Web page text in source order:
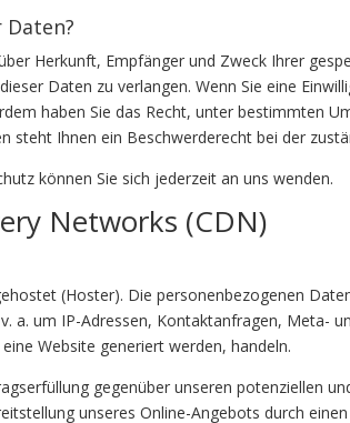
Herkunft, Empfänger und Zweck Ihrer
Daten zu verlangen. Wenn Sie eine
haben Sie das Recht, unter bestimmten
steht Ihnen ein Beschwerderecht bei der
können Sie sich jederzeit an uns wenden.
Networks (CDN)
(Hoster). Die personenbezogenen
a. um IP-Adressen, Kontaktanfragen, Meta-
Website generiert werden, handeln.
gegenüber unseren potenziellen
unseres Online-Angebots durch